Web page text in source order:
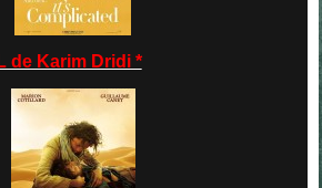
de Karim Dridi *